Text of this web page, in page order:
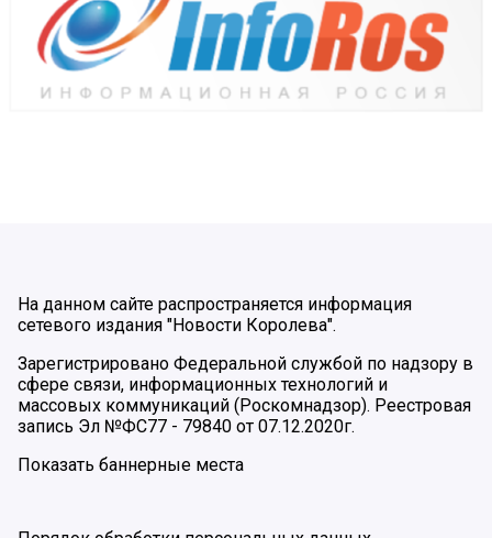
На данном сайте распространяется информация
сетевого издания "Новости Королева".
Зарегистрировано Федеральной службой по надзору в
сфере связи, информационных технологий и
массовых коммуникаций (Роскомнадзор). Реестровая
запись Эл №ФС77 - 79840 от 07.12.2020г.
Показать баннерные места